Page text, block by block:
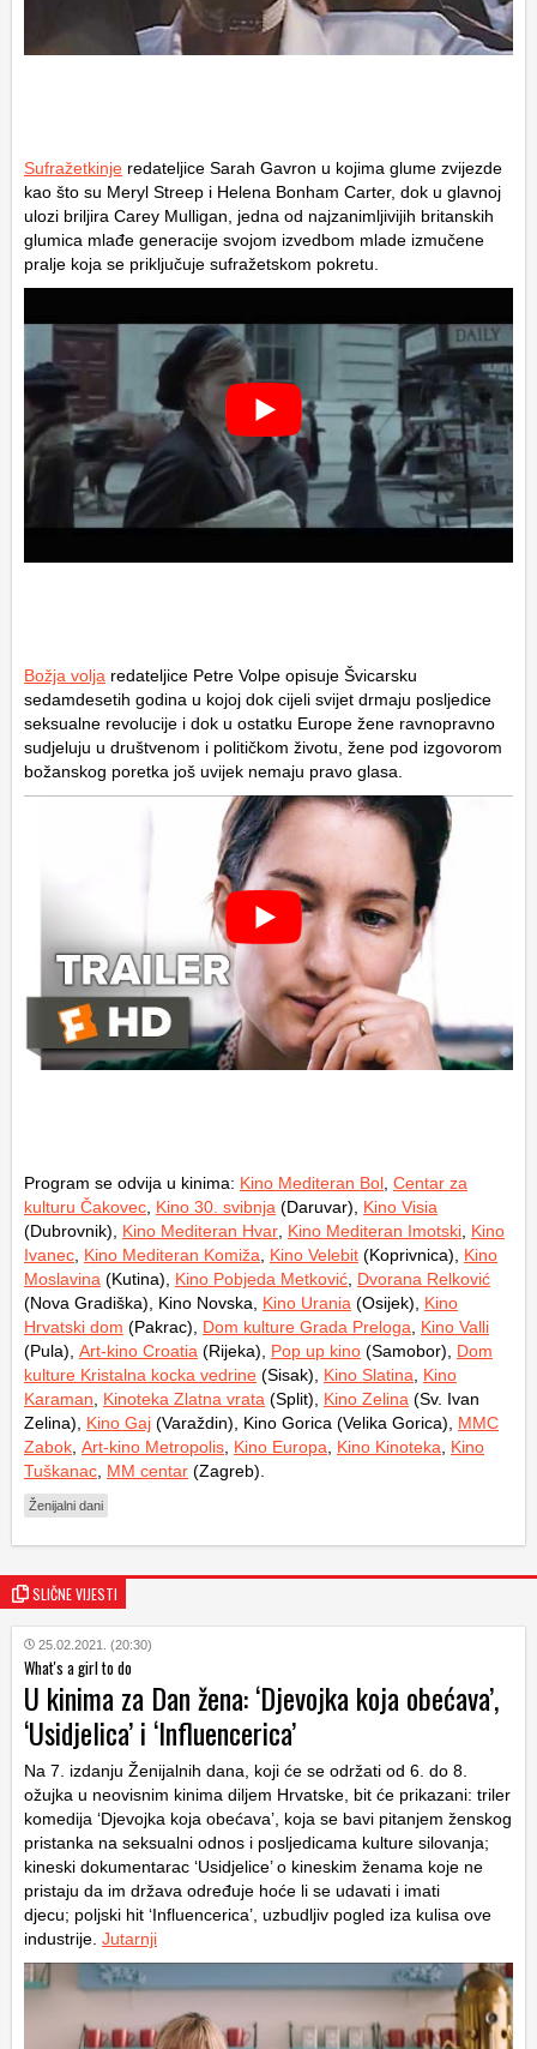
Sufražetkinje redateljice Sarah Gavron u kojima glume zvijezde
kao što su Meryl Streep i Helena Bonham Carter, dok u glavnoj
ulozi briljira Carey Mulligan, jedna od najzanimljivijih britanskih
glumica mlađe generacije svojom izvedbom mlade izmučene
pralje koja se priključuje sufražetskom pokretu.
Božja volja redateljice Petre Volpe opisuje Švicarsku
sedamdesetih godina u kojoj dok cijeli svijet drmaju posljedice
seksualne revolucije i dok u ostatku Europe žene ravnopravno
sudjeluju u društvenom i političkom životu, žene pod izgovorom
božanskog poretka još uvijek nemaju pravo glasa.
Program se odvija u kinima: Kino Mediteran Bol Centar za
kulturu Čakovec Kino 30. svibnja (Daruvar), Kino Visia
(Dubrovnik), Kino Mediteran Hvar Kino Mediteran Imotski Kino
Ivanec Kino Mediteran Komiža Kino Velebit (Koprivnica), Kino
Moslavina (Kutina), Kino Pobjeda Metković Dvorana Relković
(Nova Gradiška), Kino Novska, Kino Urania (Osijek), Kino
Hrvatski dom (Pakrac), Dom kulture Grada Preloga
Kino Valli
(Pula), Art-kino Croatia (Rijeka), Pop up kino (Samobor), Dom
kulture Kristalna kocka vedrine (Sisak), Kino Slatina
Kino
Karaman
Kinoteka Zlatna vrata (Split), Kino Zelina (Sv. Ivan
Zelina), Kino Gaj (Varaždin), Kino Gorica (Velika Gorica), MMC
Zabok Art-kino Metropolis Kino Europa Kino Kinoteka
Kino
Tuškanac MM centar (Zagreb).
Ženijalni dani
SLIČNE VIJESTI
25.02.2021. (20:30)
What's a girl to do
U kinima za Dan žena: ‘Djevojka koja obećava’,
‘Usidjelica’ i ‘Influencerica’
Na 7. izdanju Ženijalnih dana, koji će se održati od 6. do 8.
ožujka u neovisnim kinima diljem Hrvatske, bit će prikazani: triler
komedija ‘Djevojka koja obećava’, koja se bavi pitanjem ženskog
pristanka na seksualni odnos i posljedicama kulture silovanja;
kineski dokumentarac ‘Usidjelice’ o kineskim ženama koje ne
pristaju da im država određuje hoće li se udavati i imati
djecu; poljski hit ‘Influencerica’, uzbudljiv pogled iza kulisa ove
industrije. Jutarnji